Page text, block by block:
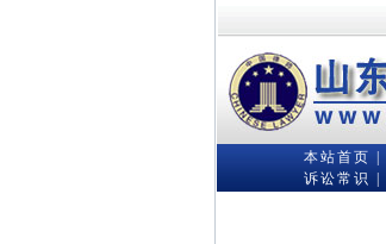
本站首页
诉讼常识